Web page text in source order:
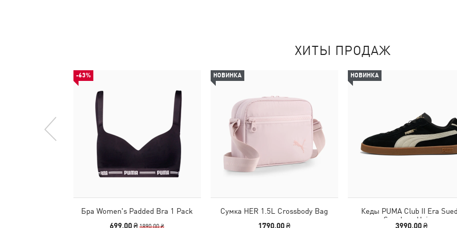
ХИТЫ ПРОДАЖ
-63%
Бра Women's Padded Bra 1 Pack
699,00 ₴1890,00 ₴
НОВИНКА
Сумка HER 1.5L Crossbody Bag
1790,00 ₴
НОВИНКА
Кеды PUMA Club II Era
Sneakers Unisex
3990,00 ₴